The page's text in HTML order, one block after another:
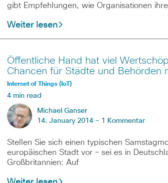
gibt Empfehlungen, wie Organisationen ihre
Weiter lesen
Öffentliche Hand hat viel
Chancen für Städte und Behörden
Internet of Things (IoT)
4 min read
Michael Ganser
14. January 2014 - 1 Kommentar
Stellen Sie sich einen typischen
europäischen Stadt vor ­– sei es in
Großbritannien: Auf